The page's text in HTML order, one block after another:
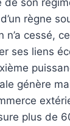
règne
n’a cessé,
ses liens
génère
plus de